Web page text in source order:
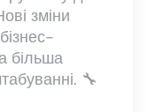
зміни
більша
🔧